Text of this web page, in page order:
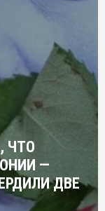
ЧТО
—
ДВЕ